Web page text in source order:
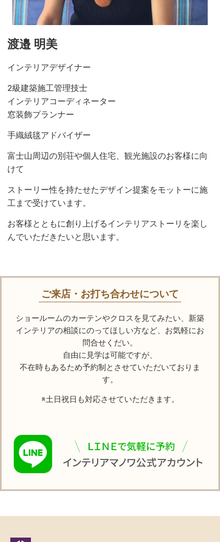
渡邉 明美
インテリアデザイナー
2級建築施工管理技士
インテリアコーディネーター
窓装飾プランナー
手織絨毯アドバイザー
富士山周辺の別荘や個人住宅、観光施設のお客様に向
けて
ストーリー性を持たせたデザイン提案をモットーに施
工まで受けています。
お客様とともに創り上げるインテリアストーリを楽し
んでいただきたいと思います。
ご来店・お打ち合わせについて
ショールームのカーテンやクロスを見てみたい、 新築
インテリアの相談にのってほしい方など、お気軽にお
問合せくだい。
自由に見学は可能ですが、
不在時もあるため予約制とさせていただいておりま
す。
※土日祝日も対応させていただきます。